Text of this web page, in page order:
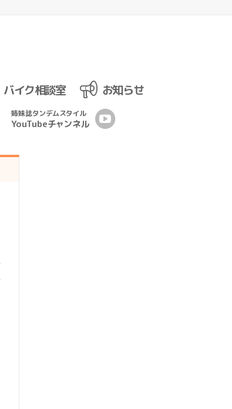
バイク相談室
お知らせ
姉妹誌タンデムスタイル
YouTubeチャンネル